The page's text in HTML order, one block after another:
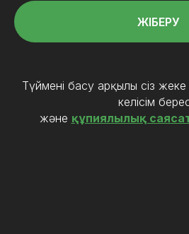
ЖІБЕРУ
Түймені басу арқылы сіз жеке
келісім
және құпиялылық